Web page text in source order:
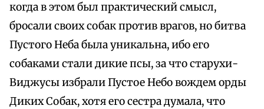
когда в этом был практический смысл,
бросали своих собак против врагов, но битва
Пустого Неба была уникальна, ибо его
собаками стали дикие псы, за что старухи-
Виджусы избрали Пустое Небо вождем орды
Диких Собак, хотя его сестра думала, что